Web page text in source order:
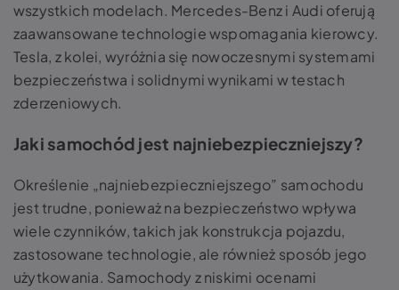
wszystkich modelach. Mercedes-Benz i Audi oferują
zaawansowane technologie wspomagania kierowcy.
Tesla, z kolei, wyróżnia się nowoczesnymi systemami
bezpieczeństwa i solidnymi wynikami w testach
zderzeniowych.
Jaki samochód jest najniebezpieczniejszy?
Określenie „najniebezpieczniejszego” samochodu
jest trudne, ponieważ na bezpieczeństwo wpływa
wiele czynników, takich jak konstrukcja pojazdu,
zastosowane technologie, ale również sposób jego
użytkowania. Samochody z niskimi ocenami